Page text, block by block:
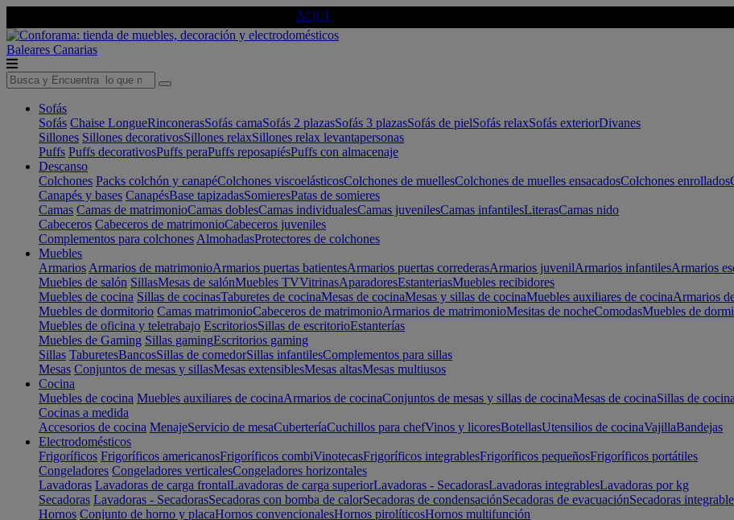
AQUÍ
Baleares Canarias
Sofás
Sofás Chaise LongueRinconerasSofás camaSofás 2 plazasSofás 3 plazasSofás de pielSofás relaxSofás exteriorDivanes
Sillones Sillones decorativosSillones relaxSillones relax levantapersonas
Puffs Puffs decorativosPuffs peraPuffs reposapiésPuffs con almacenaje
Descanso
Colchones Packs colchón y canapéColchones viscoelásticosColchones de muellesColchones de muelles ensacadosColchones enrollados
Canapés y bases CanapésBase tapizadasSomieresPatas de somieres
Camas Camas de matrimonioCamas doblesCamas individualesCamas juvenilesCamas infantilesLiterasCamas nido
Cabeceros Cabeceros de matrimonioCabeceros juveniles
Complementos para colchones AlmohadasProtectores de colchones
Muebles
Armarios Armarios de matrimonioArmarios puertas batientesArmarios puertas correderasArmarios juvenilArmarios infantilesArmarios
Muebles de salón SillasMesas de salónMuebles TVVitrinasAparadoresEstanteriasMuebles recibidores
Muebles de cocina Sillas de cocinasTaburetes de cocinaMesas de cocinaMesas y sillas de cocinaMuebles auxiliares de cocinaArmarios
Muebles de dormitorio Camas matrimonioCabeceros de matrimonioArmarios de matrimonioMesitas de nocheComodasMuebles de
Muebles de oficina y teletrabajo EscritoriosSillas de escritorioEstanterías
Muebles de Gaming Sillas gamingEscritorios gaming
Sillas TaburetesBancosSillas de comedorSillas infantilesComplementos para sillas
Mesas Conjuntos de mesas y sillasMesas extensiblesMesas altasMesas multiusos
Cocina
Muebles de cocina Muebles auxiliares de cocinaArmarios de cocinaConjuntos de mesas y sillas de cocinaMesas de cocinaSillas de cocina
Cocinas a medida
Accesorios de cocina MenajeServicio de mesaCuberteríaCuchillos para chefVinos y licoresBotellasUtensilios de cocinaVajillaBandejas
Electrodomésticos
Frigoríficos Frigoríficos americanosFrigoríficos combiVinotecasFrigoríficos integrablesFrigoríficos pequeñosFrigoríficos portátiles
Congeladores Congeladores verticalesCongeladores horizontales
Lavadoras Lavadoras de carga frontalLavadoras de carga superiorLavadoras - SecadorasLavadoras integrablesLavadoras por kg
Secadoras Lavadoras - SecadorasSecadoras con bomba de calorSecadoras de condensaciónSecadoras de evacuaciónSecadoras
Hornos Conjunto de horno y placaHornos convencionalesHornos pirolíticosHornos multifunción